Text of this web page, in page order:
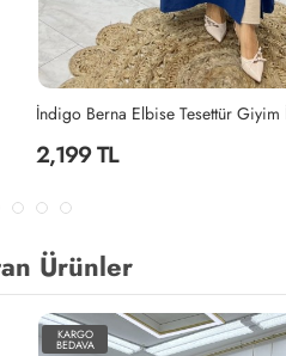
Mahinur Takım Tesettür Giyim
2,199 TL
Ürünler
KARGO
BEDAVA